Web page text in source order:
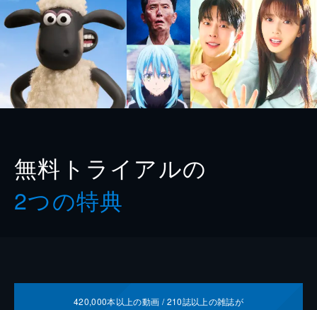
無料トライアルの
2つの特典
420,000本以上の動画 /210誌以上の雑誌が